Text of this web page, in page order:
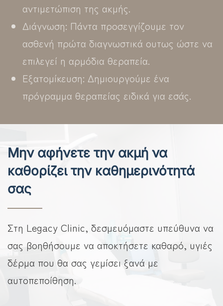
αντιμετώπιση της ακμής.
Διάγνωση: Πάντα προσεγγίζουμε τον
ασθενή πρώτα διαγνωστικά ουτως ώστε να
επιλεγεί η αρμόδια θεραπεία.
Εξατομίκευση: Δημιουργούμε ένα
πρόγραμμα θεραπείας ειδικά για εσάς.
Μην αφήνετε την ακμή να
καθορίζει την καθημερινότητά
σας
Στη Legacy Clinic, δεσμευόμαστε υπεύθυνα να
σας βοηθήσουμε να αποκτήσετε καθαρό, υγιές
δέρμα που θα σας γεμίσει ξανά με
αυτοπεποίθηση.